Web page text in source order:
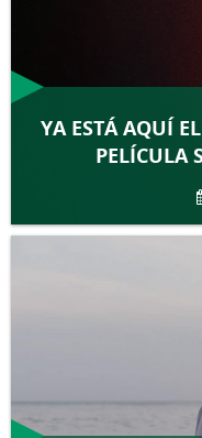
YA ESTÁ AQUÍ
PELÍCULA